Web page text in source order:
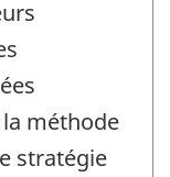
méthode
stratégie